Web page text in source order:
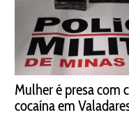
Mulher é presa com
cocaína em